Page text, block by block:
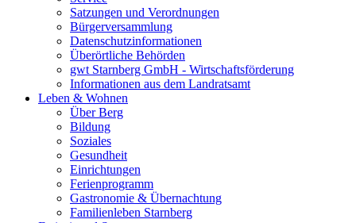
Satzungen und Verordnungen
Bürgerversammlung
Datenschutzinformationen
Überörtliche Behörden
gwt Starnberg GmbH - Wirtschaftsförderung
Informationen aus dem Landratsamt
Leben & Wohnen
Über Berg
Bildung
Soziales
Gesundheit
Einrichtungen
Ferienprogramm
Gastronomie & Übernachtung
Familienleben Starnberg